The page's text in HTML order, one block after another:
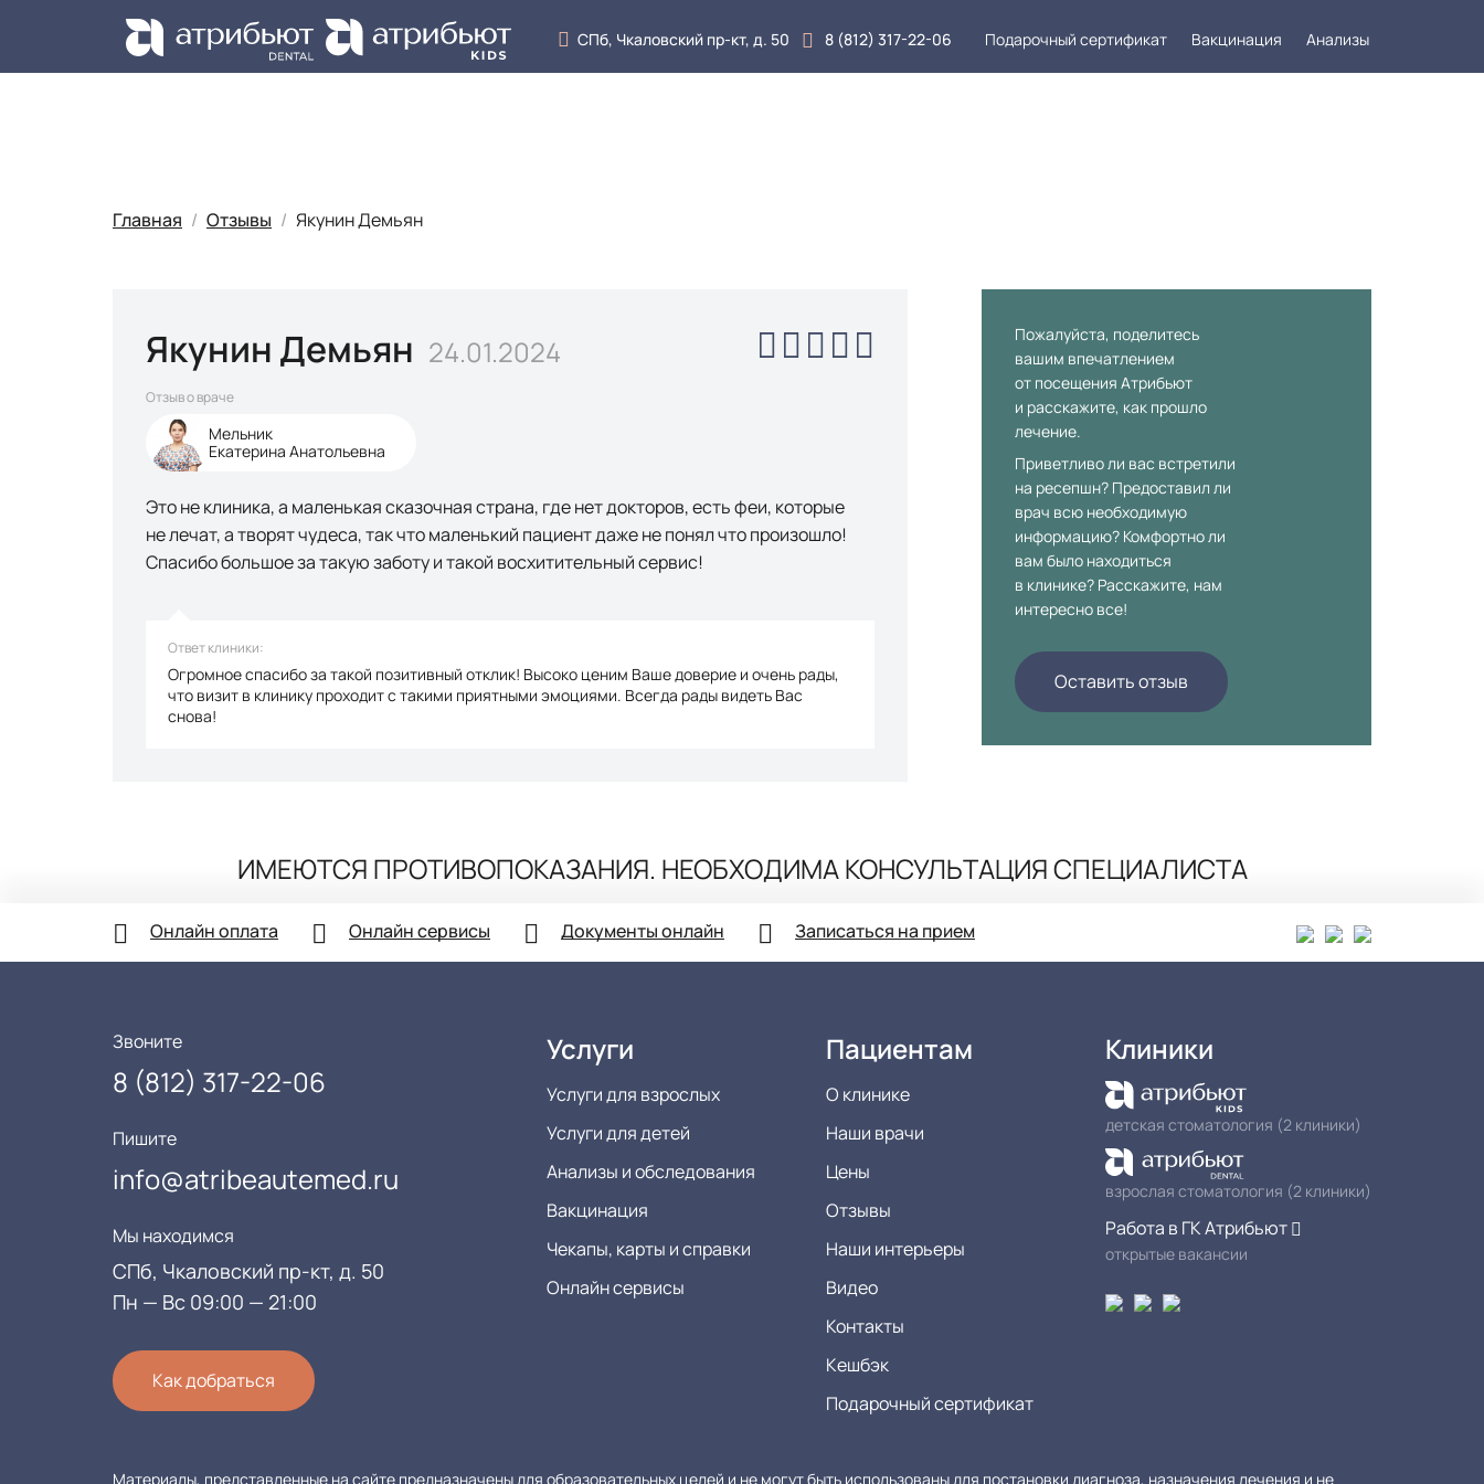
СПб, Чкаловский пр-кт, д. 50 8 (812) 317-22-06 Подарочный сертификат Вакцинация Анализы
Главная Отзывы Якунин Демьян
Якунин Демьян 24.01.2024
Отзыв о враче
Мельник
Екатерина Анатольевна
Это не клиника, а маленькая сказочная страна, где нет докторов, есть феи, которые
не лечат, а творят чудеса, так что маленький пациент даже не понял что произошло!
Спасибо большое за такую заботу и такой восхитительный сервис!
Ответ клиники:
Огромное спасибо за такой позитивный отклик! Высоко ценим Ваше доверие и очень рады,
что визит в клинику проходит с такими приятными эмоциями. Всегда рады видеть Вас
снова!
Пожалуйста, поделитесь
вашим впечатлением
от посещения Атрибьют
и расскажите, как прошло
лечение.
Приветливо ли вас встретили
на ресепшн? Предоставил ли
врач всю необходимую
информацию? Комфортно ли
вам было находиться
в клинике? Расскажите, нам
интересно все!
Оставить отзыв
ИМЕЮТСЯ ПРОТИВОПОКАЗАНИЯ. НЕОБХОДИМА КОНСУЛЬТАЦИЯ СПЕЦИАЛИСТА
Онлайн оплата Онлайн сервисы Документы онлайн Записаться на прием
Звоните
8 (812) 317-22-06
Пишите
info@atribeautemed.ru
Мы находимся
СПб, Чкаловский пр-кт, д. 50
Пн — Вс 09:00 — 21:00
Как добраться
Услуги
Услуги для взрослых
Услуги для детей
Анализы и обследования
Вакцинация
Чекапы, карты и справки
Онлайн сервисы
Пациентам
О клинике
Наши врачи
Цены
Отзывы
Наши интерьеры
Видео
Контакты
Кешбэк
Подарочный сертификат
Клиники
детская стоматология (2 клиники)
взрослая стоматология (2 клиники)
Работа в ГК Атрибьют
открытые вакансии
Материалы, представленные на сайте предназначены для образовательных целей и не могут быть использованы для постановки диагноза, назначения лечения и не